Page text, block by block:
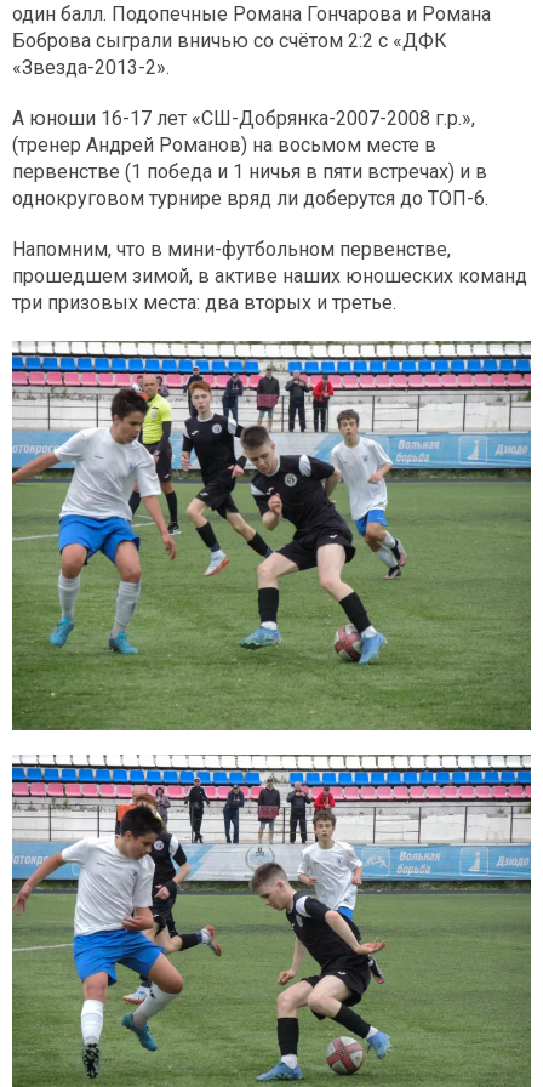
один балл. Подопечные Романа Гончарова и Романа
Боброва сыграли вничью со счётом 2:2 с «ДФК
«Звезда-2013-2».
А юноши 16-17 лет «СШ-Добрянка-2007-2008 г.р.»,
(тренер Андрей Романов) на восьмом месте в
первенстве (1 победа и 1 ничья в пяти встречах) и в
однокруговом турнире вряд ли доберутся до ТОП-6.
Напомним, что в мини-футбольном первенстве,
прошедшем зимой, в активе наших юношеских команд
три призовых места: два вторых и третье.